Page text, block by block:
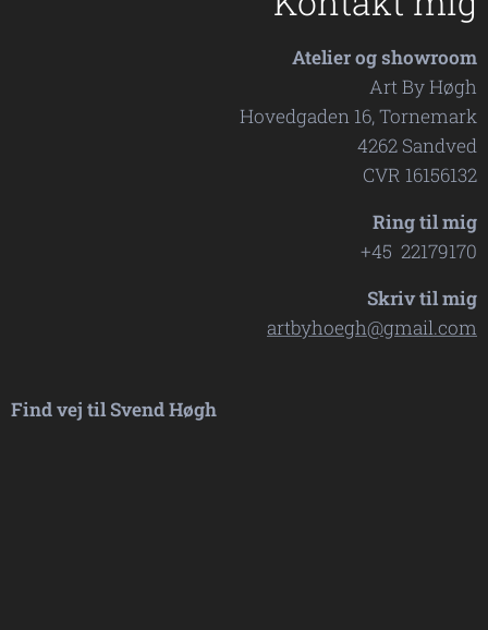
Atelier og showroom
Art By Høgh
Hovedgaden 16, Tornemark
4262 Sandved
CVR 16156132
Ring til mig
+45 22179170
Skriv til mig
artbyhoegh@gmail.com
Find vej til Svend Høgh